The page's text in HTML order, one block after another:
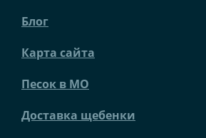
Блог
Карта сайта
Песок в МО
Доставка щебенки